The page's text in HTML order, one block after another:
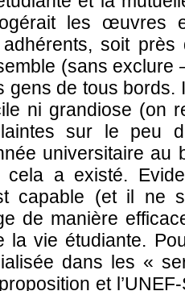
les œuvres
adhérents, soit
(sans exclure
gens de tous bords.
ni grandiose (on
sur le peu
universitaire
a existé.
capable (et il ne
de manière
la vie étudiante.
dans les «
et